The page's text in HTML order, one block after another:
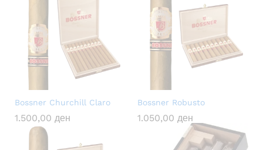
Bossner Churchill Claro
1.500,00 ден
Bossner Robusto
1.050,00 ден